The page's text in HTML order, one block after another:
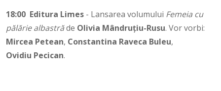
18:00 Editura Limes - Lansarea volumului Femeia cu
pălărie albastrăde Olivia Mândruțiu-Rusu. Vor vorbi:
Mircea Petean, Constantina Raveca Buleu,
Ovidiu Pecican.